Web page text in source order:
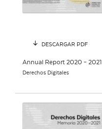
DESCARGAR PDF
Annual Report 2020 – 2021
Derechos Digitales